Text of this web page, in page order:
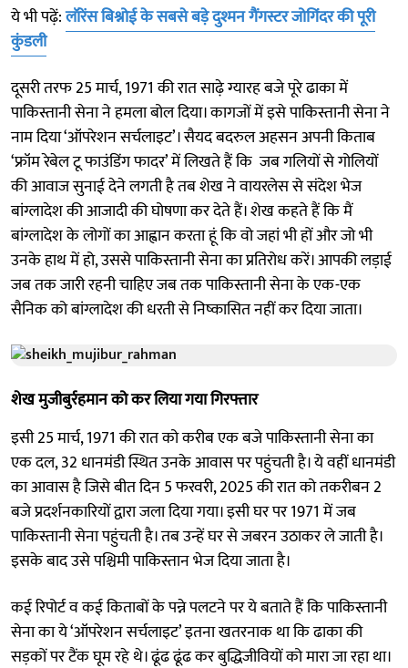
ये भी पढ़ें:लॉरेंस बिश्नोई के सबसे बड़े दुश्मन गैंगस्टर जोगिंदर की पूरी
कुंडली
दूसरी तरफ 25 मार्च, 1971 की रात साढ़े ग्यारह बजे पूरे ढाका में
पाकिस्तानी सेना ने हमला बोल दिया। कागजों में इसे पाकिस्तानी सेना ने
नाम दिया ‘ऑपरेशन सर्चलाइट’। सैयद बदरुल अहसन अपनी किताब
‘फ्रॉम रेबेल टू फाउंडिंग फादर’ में लिखते हैं कि जब गलियों से गोलियों
की आवाज सुनाई देने लगती है तब शेख ने वायरलेस से संदेश भेज
बांग्लादेश की आजादी की घोषणा कर देते हैं। शेख कहते हैं कि मैं
बांग्लादेश के लोगों का आह्वान करता हूं कि वो जहां भी हों और जो भी
उनके हाथ में हो, उससे पाकिस्तानी सेना का प्रतिरोध करें। आपकी लड़ाई
जब तक जारी रहनी चाहिए जब तक पाकिस्तानी सेना के एक-एक
सैनिक को बांग्लादेश की धरती से निष्कासित नहीं कर दिया जाता।
शेख मुजीबुर्रहमान को कर लिया गया गिरफ्तार
इसी 25 मार्च, 1971 की रात को करीब एक बजे पाकिस्तानी सेना का
एक दल, 32 धानमंडी स्थित उनके आवास पर पहुंचती है। ये वहीं धानमंडी
का आवास है जिसे बीत दिन 5 फरवरी, 2025 की रात को तकरीबन 2
बजे प्रदर्शनकारियों द्वारा जला दिया गया। इसी घर पर 1971 में जब
पाकिस्तानी सेना पहुंचती है। तब उन्हें घर से जबरन उठाकर ले जाती है।
इसके बाद उसे पश्चिमी पाकिस्तान भेज दिया जाता है।
कई रिपोर्ट व कई किताबों के पन्ने पलटने पर ये बताते हैं कि पाकिस्तानी
सेना का ये ‘ऑपरेशन सर्चलाइट’ इतना खतरनाक था कि ढाका की
सड़कों पर टैंक घूम रहे थे। ढूंढ ढूंढ कर बुद्धिजीवियों को मारा जा रहा था।